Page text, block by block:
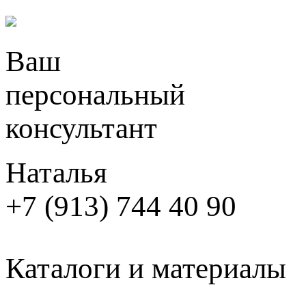
Ваш
персональный
консультант
Наталья
+7 (913) 744 40 90
Каталоги и материалы